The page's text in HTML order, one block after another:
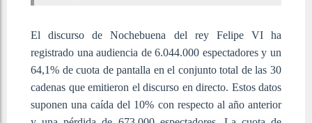
El discurso de Nochebuena del rey Felipe VI ha
registrado una audiencia de 6.044.000 espectadores y un
64,1% de cuota de pantalla en el conjunto total de las 30
cadenas que emitieron el discurso en directo. Estos datos
suponen una caída del 10% con respecto al año anterior